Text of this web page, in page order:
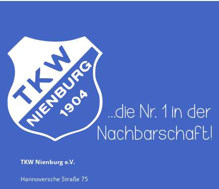
TKW Nienburg e.V.
Hannoversche Straße 75